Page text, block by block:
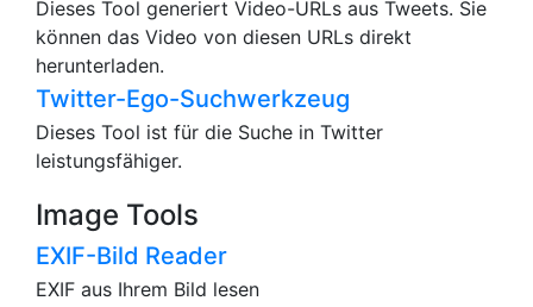
Dieses Tool generiert Video-URLs aus Tweets. Sie
können das Video von diesen URLs direkt
herunterladen.
Twitter-Ego-Suchwerkzeug
Dieses Tool ist für die Suche in Twitter
leistungsfähiger.
Image Tools
EXIF-Bild Reader
EXIF aus Ihrem Bild lesen